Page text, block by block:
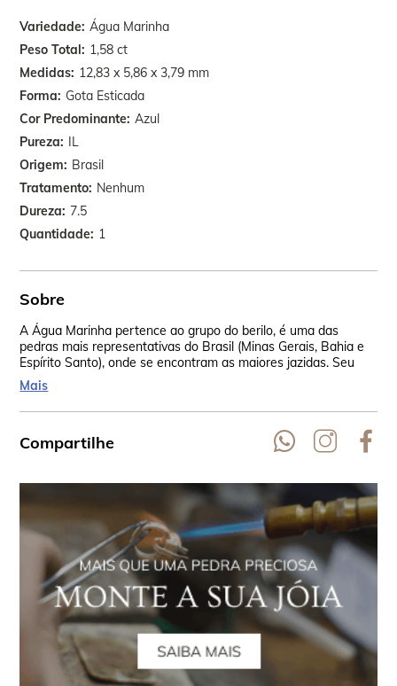
Variedade Água Marinha
Peso Total 1,58 ct
Medidas 12,83 x 5,86 x 3,79 mm
Forma Gota Esticada
Cor Predominante Azul
Pureza IL
Origem Brasil
Tratamento Nenhum
Dureza 7.5
Quantidade 1
Sobre
A Água Marinha pertence ao grupo do berilo, é uma das
pedras mais representativas do Brasil (Minas Gerais, Bahia e
Espírito Santo), onde se encontram as maiores jazidas. Seu
nome é por causa de sua similaridade com a água do mar, que
vem do latim aquamarine. Ela está presente em todos os
continentes.
Mais
Compartilhe